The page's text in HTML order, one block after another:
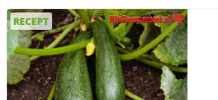
RECEPT